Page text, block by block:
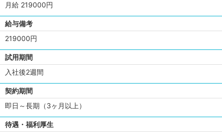
月給 219000円
給与備考
219000円
試用期間
入社後2週間
契約期間
即日～長期（3ヶ月以上）
待遇・福利厚生